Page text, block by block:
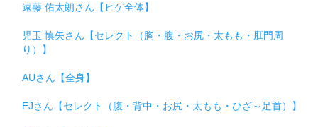
遠藤 佑太朗さん【ヒゲ全体】
児玉 慎矢さん【セレクト（胸・腹・お尻・太もも・肛門周
り）】
AUさん【全身】
EJさん【セレクト（腹・背中・お尻・太もも・ひざ～足首）】